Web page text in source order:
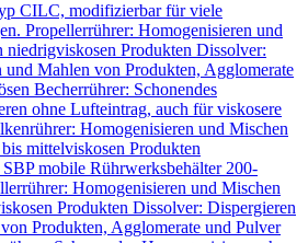
CILC, modifizierbar für viele
Propellerrührer: Homogenisieren und
niedrigviskosen Produkten Dissolver:
und Mahlen von Produkten, Agglomerate
Becherrührer: Schonendes
ohne Lufteintrag, auch für viskosere
Homogenisieren und Mischen
mittelviskosen Produkten
mobile Rührwerksbehälter 200-
Homogenisieren und Mischen
Produkten Dissolver: Dispergieren
Produkten, Agglomerate und Pulver